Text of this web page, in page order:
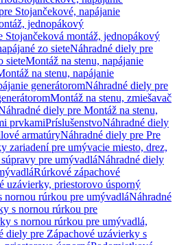
Stojančekové, napájanie
jednopákový
Stojančeková montáž, jednopákový
zo sieteNáhradné diely pre
sieteMontáž na stenu, napájanie
na stenu, napájanie
generátoromNáhradné diely pre
Montáž na stenu, zmiešavač
diely pre Montáž na stenu,
prvkamiPríslušenstvoNáhradné diely
armatúryNáhradné diely pre Pre
zariadení pre umývacie miesto, drez,
pre umývadláNáhradné diely
Rúrkové zápachové
uzávierky, priestorovo úsporný
nornou rúrkou pre umývadláNáhradné
s nornou rúrkou pre
s nornou rúrkou pre umývadlá,
diely pre Zápachové uzávierky s